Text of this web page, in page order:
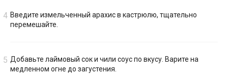
Введите измельченный арахис в кастрюлю, тщательно
перемешайте.
Добавьте лаймовый сок и чили соус по вкусу. Варите на
медленном огне до загустения.